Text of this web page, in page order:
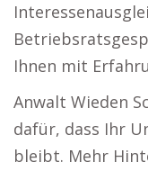
Ihnen mit
Anwalt Wieden
dafür, dass Ihr
bleibt. Mehr